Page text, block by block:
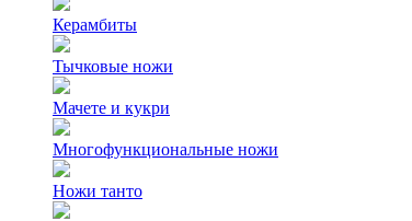
Керамбиты
Тычковые ножи
Мачете и кукри
Многофункциональные ножи
Ножи танто